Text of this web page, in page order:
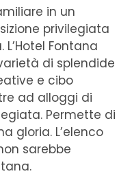
in un
privilegiata
Fontana
di splendide
e cibo
ad alloggi di
Permette di
gloria. L’elenco
sarebbe